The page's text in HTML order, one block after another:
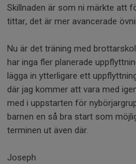
Skillnaden är som ni märkte att
tittar, det är mer avancerade
Nu är det träning med
har inga fler planerade
lägga in ytterligare ett
där jag kommer att vara med
med i uppstarten för
barnen en så bra start som
terminen ut även där.
Joseph